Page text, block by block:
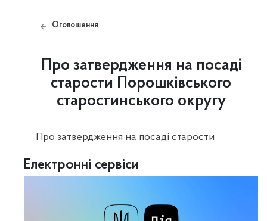
Оголошення
Про затвердження на посаді
старости Порошківського
старостинського округу
Про затвердження на посаді старости
Електронні сервіси